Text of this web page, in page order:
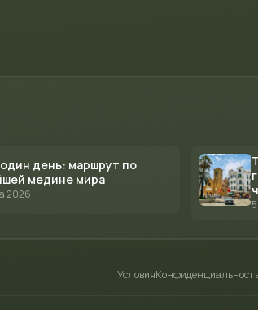
день: маршрут по
медине мира
2026
Условия